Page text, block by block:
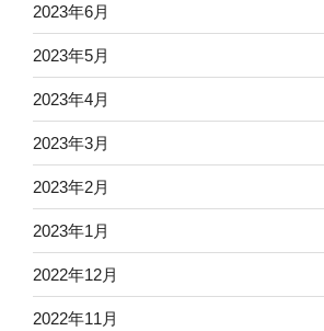
2023年6月
2023年5月
2023年4月
2023年3月
2023年2月
2023年1月
2022年12月
2022年11月